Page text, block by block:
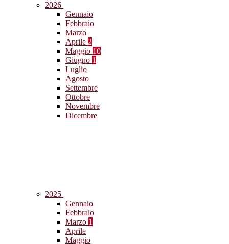
2026
Gennaio
Febbraio
Marzo
Aprile 2
Maggio 10
Giugno 1
Luglio
Agosto
Settembre
Ottobre
Novembre
Dicembre
2025
Gennaio
Febbraio
Marzo 1
Aprile
Maggio